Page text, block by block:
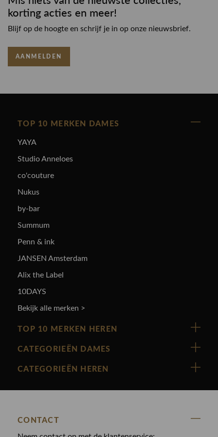
korting acties en meer!
Blijf op de hoogte en schrijf je in op onze nieuwsbrief.
AANMELDEN
TOP 10 MERKEN DAMES
YAYA
Studio Anneloes
co'couture
Nukus
by-bar
Summum
Penn & ink
JANSEN Amsterdam
Alix the Label
10DAYS
Bekijk alle merken >
TOP 10 MERKEN HEREN
Vanguard
Cast Iron
CATEGORIEËN DAMES
Nieuw binnen
Blouses
Broeken
CATEGORIEËN HEREN
Broeken
CONTACT